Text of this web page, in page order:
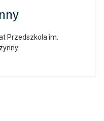
Przedszkola im.